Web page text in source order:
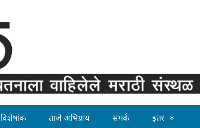
विशेषांक ताजे अभिप्राय संपर्क इतर